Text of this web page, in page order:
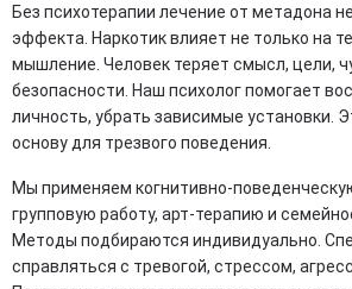
Без психотерапии лечение от метадона
эффекта. Наркотик влияет не только на
мышление. Человек теряет смысл, цели,
безопасности. Наш психолог помогает
личность, убрать зависимые установки.
основу для трезвого поведения.
Мы применяем когнитивно-
групповую работу, арт-терапию и
Методы подбираются индивидуально.
справляться с тревогой, стрессом,